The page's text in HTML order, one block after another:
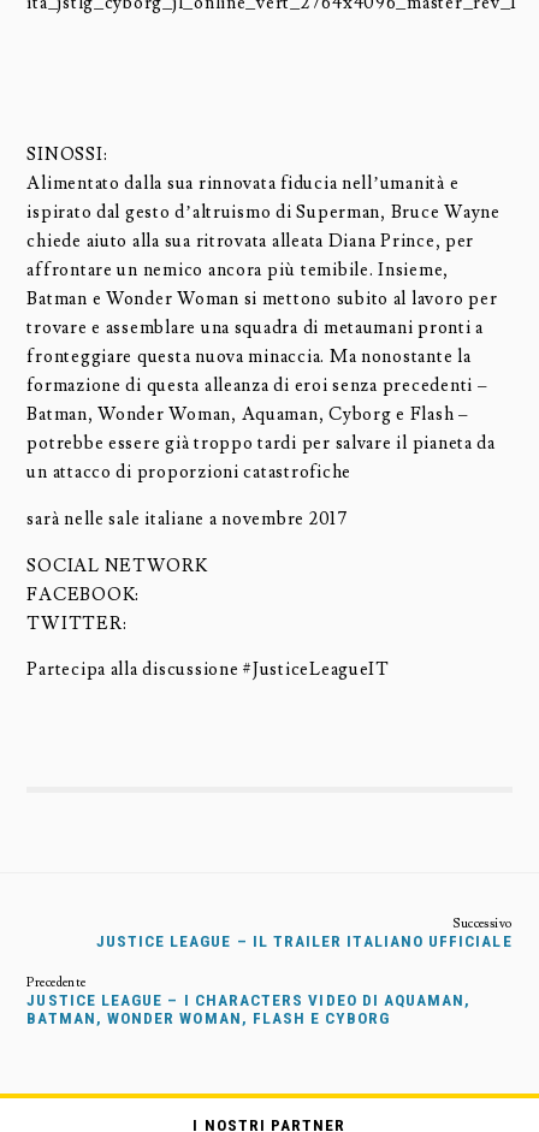
SINOSSI:
Alimentato dalla sua rinnovata fiducia nell’umanità e
ispirato dal gesto d’altruismo di Superman, Bruce Wayne
chiede aiuto alla sua ritrovata alleata Diana Prince, per
affrontare un nemico ancora più temibile. Insieme,
Batman e Wonder Woman si mettono subito al lavoro per
trovare e assemblare una squadra di metaumani pronti a
fronteggiare questa nuova minaccia. Ma nonostante la
formazione di questa alleanza di eroi senza precedenti –
Batman, Wonder Woman, Aquaman, Cyborg e Flash –
potrebbe essere già troppo tardi per salvare il pianeta da
un attacco di proporzioni catastrofiche
sarà nelle sale italiane a novembre 2017
SOCIAL NETWORK
FACEBOOK:
TWITTER:
Partecipa alla discussione #JusticeLeagueIT
JUSTICE LEAGUE – IL TRAILER ITALIANO UFFICIALE
JUSTICE LEAGUE – I CHARACTERS VIDEO DI AQUAMAN,
BATMAN, WONDER WOMAN, FLASH E CYBORG
I NOSTRI PARTNER